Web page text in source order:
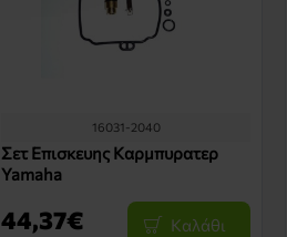
16031-2040
Σετ Επισκευης Καρμπυρατερ
Yamaha
44,37€ Καλάθι